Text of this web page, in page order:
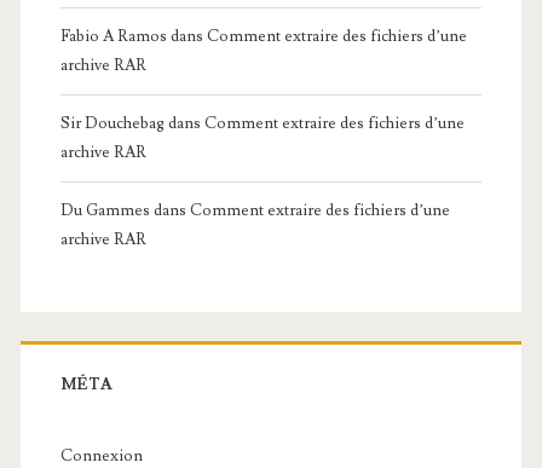
Fabio A Ramos dans Comment extraire des fichiers d’une
archive RAR
Sir Douchebagdans Comment extraire des fichiers d’une
archive RAR
Du Gammes dans Comment extraire des fichiers d’une
archive RAR
MÉTA
Connexion